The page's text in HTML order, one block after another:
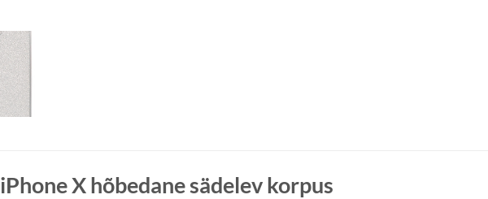
iPhone X hõbedane sädelev korpus